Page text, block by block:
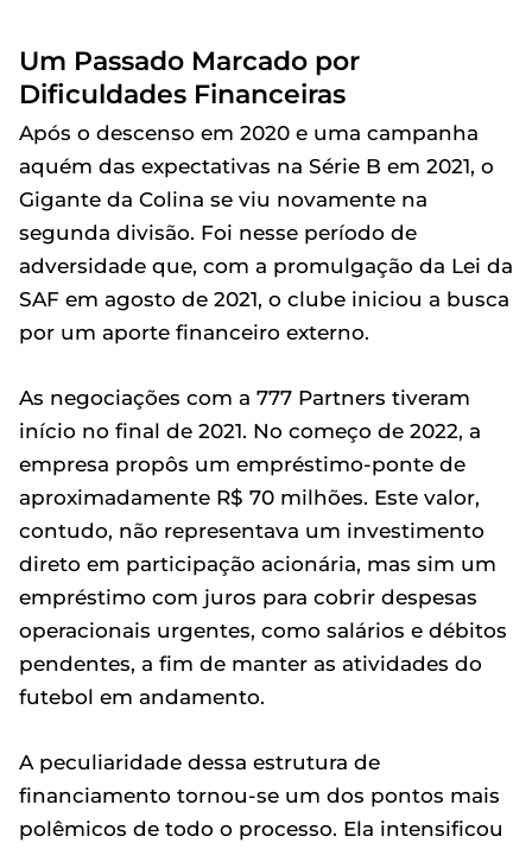
Um Passado Marcado por
Dificuldades Financeiras
Após o descenso em 2020 e uma campanha
aquém das expectativas na Série B em 2021, o
Gigante da Colina se viu novamente na
segunda divisão. Foi nesse período de
adversidade que, com a promulgação da Lei da
SAF em agosto de 2021, o clube iniciou a busca
por um aporte financeiro externo.
As negociações com a 777 Partners tiveram
início no final de 2021. No começo de 2022, a
empresa propôs um empréstimo-ponte de
aproximadamente R$ 70 milhões. Este valor,
contudo, não representava um investimento
direto em participação acionária, mas sim um
empréstimo com juros para cobrir despesas
operacionais urgentes, como salários e débitos
pendentes, a fim de manter as atividades do
futebol em andamento.
A peculiaridade dessa estrutura de
financiamento tornou-se um dos pontos mais
polêmicos de todo o processo. Ela intensificou